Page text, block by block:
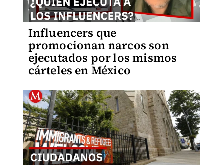
Influencers que
promocionan narcos son
ejecutados por los mismos
cárteles en México